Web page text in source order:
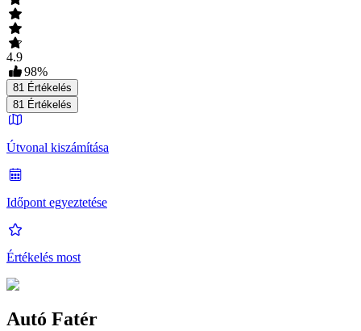
4.9
98%
81 Értékelés
81 Értékelés
Útvonal kiszámítása
Időpont egyeztetése
Értékelés most
Autó Fatér